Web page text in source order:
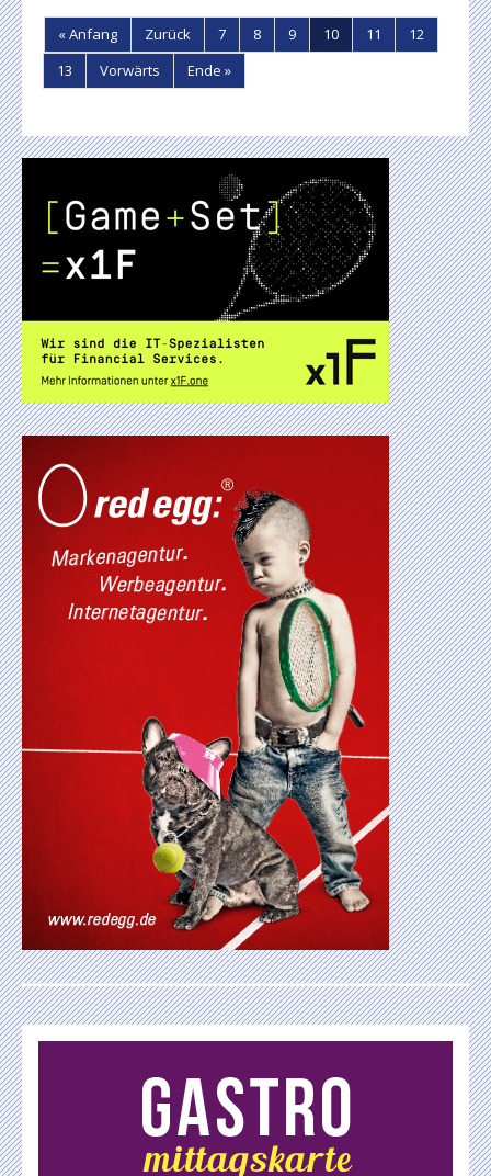
« Anfang Zurück 7 8 9 10 11
12
13
Vorwärts Ende »